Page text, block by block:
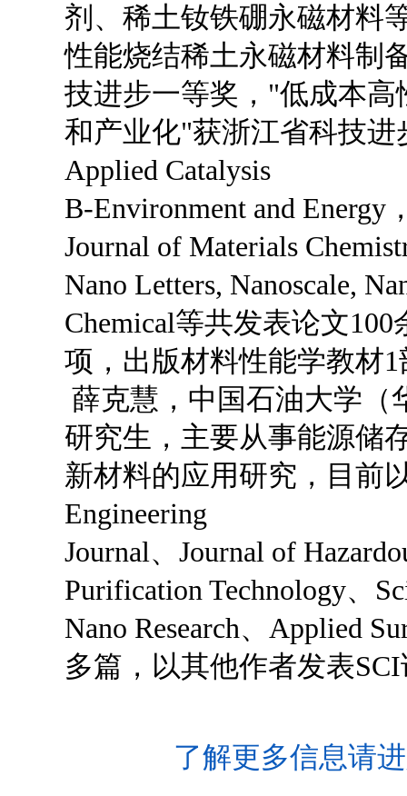
剂、稀土钕铁硼永磁材料
性能烧结稀土永磁材料制
技进步一等奖，"低成本高
和产业化"获浙江省科技
Applied Catalysis
B-Environment and Energy
Journal of Materials
Nano Letters, Nanoscale,
Chemical等共发表论文
项，出版材料性能学教材1
薛克慧，中国石油大学（
研究生，主要从事能源储
新材料的应用研究，目前
Engineering
Journal、Journal of
Purification Technology、
Nano Research、Applied
多篇，以其他作者发表
了解更多信息请